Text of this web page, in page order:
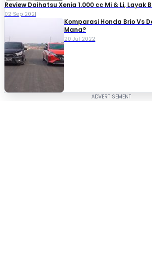
Review Daihatsu Xenia 1.000 cc Mi & Li, Layak
02 Sep 2021
Komparasi Honda Brio Vs
Mana?
20 Jul 2022